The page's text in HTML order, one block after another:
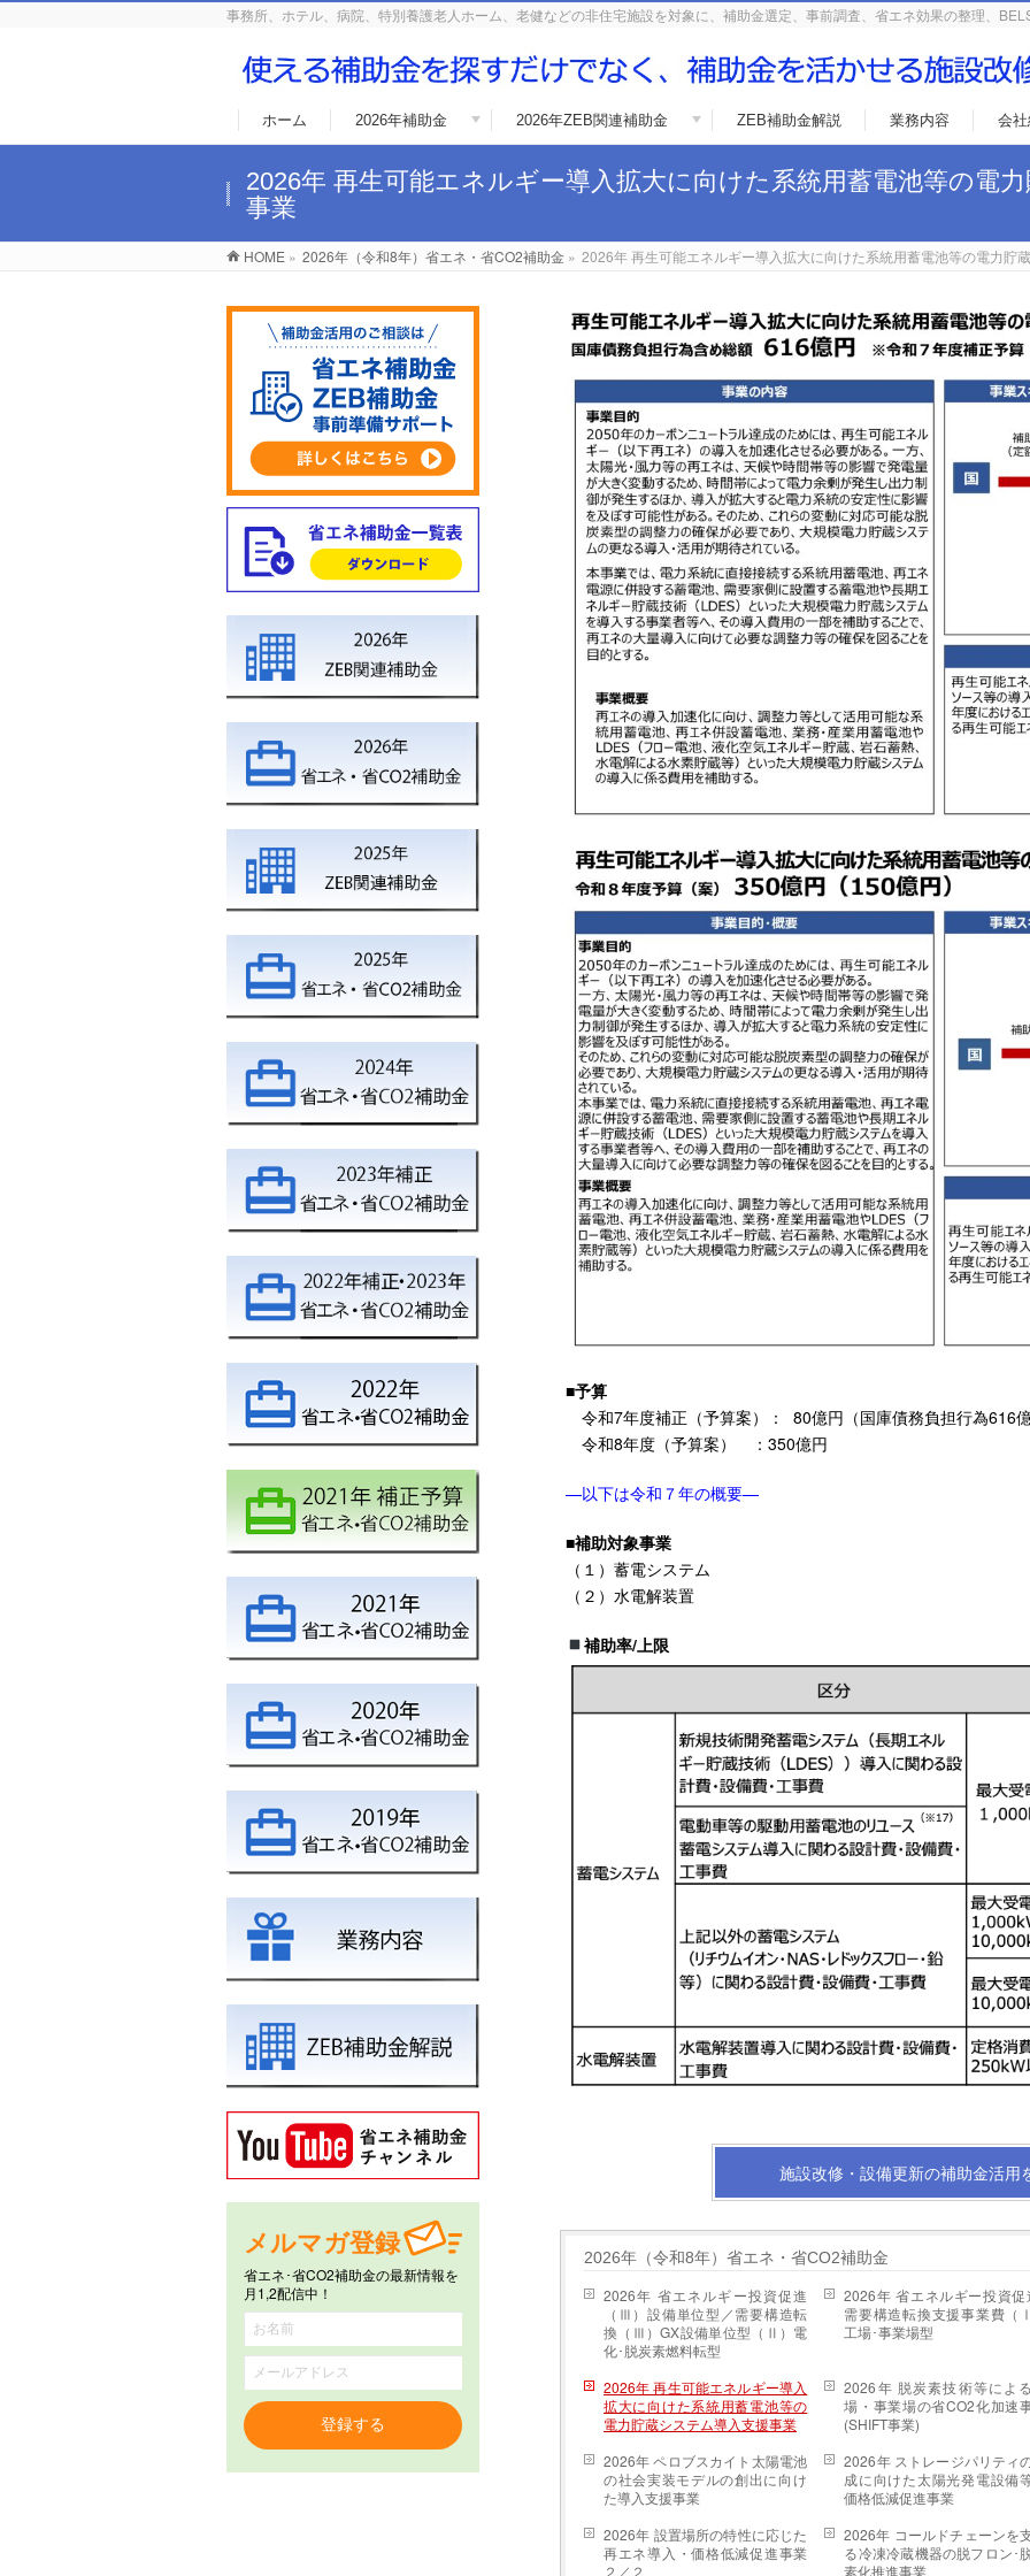
事務所、ホテル、病院、特別養護老人ホーム、老健などの非住宅施設を対象に、補助金選定、事前調査、省エネ効果の整理、
ホーム 2026年補助金 2026年ZEB関連補助金 ZEB補助金解説 業務内容 会
2026年 再生可能エネルギー導入拡大に向けた系統用蓄電池等の電
事業
HOME » 2026年（令和8年）省エネ・省CO2補助金 » 2026年 再生可能エネルギー導入拡大に向けた系統用蓄電池等の電力貯
■予算
令和7年度補正（予算案）： 80億円（国庫債務負担行為616
令和8年度（予算案） ：350億円
—以下は令和７年の概要—
■補助対象事業
（１）蓄電システム
（２）水電解装置
補助率/上限
施設改修・設備更新の補助金活用
2026年（令和8年）省エネ・省CO2補助金
2026年 省エネルギー投資促進
（Ⅲ）設備単位型／需要構造転
換（Ⅲ）GX設備単位型（Ⅱ）電
化･脱炭素燃料転型
2026年 省エネルギー投資促
需要構造転換支援事業費（
工場･事業場型
2026年 再生可能エネルギー導入
拡大に向けた系統用蓄電池等の
電力貯蔵システム導入支援事業
2026年 脱炭素技術等によ
場・事業場の省CO2化加速
(SHIFT事業)
2026年 ペロブスカイト太陽電池
の社会実装モデルの創出に向け
た導入支援事業
2026年 ストレージパリティ
成に向けた太陽光発電設備
価格低減促進事業
2026年 設置場所の特性に応じた
再エネ導入・価格低減促進事業
２／２
2026年 コールドチェーンを
る冷凍冷蔵機器の脱フロン･
素化推進事業
メルマガ登録
省エネ･省CO2補助金の最新情報を
月1,2配信中！
登録する